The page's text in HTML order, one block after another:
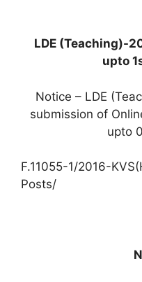
LDE (Teaching)-
upto
Notice – LDE
submission of
upto
F.11055-1/2016-
Posts/